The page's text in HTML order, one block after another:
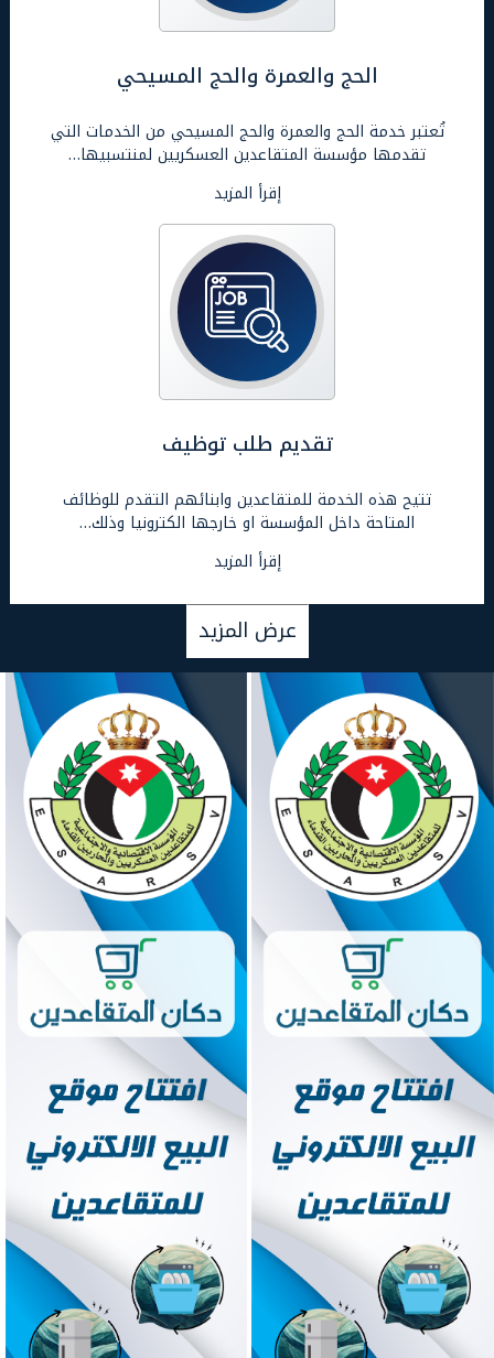
الحج والعمرة والحج المسيحي
تُعتبر خدمة الحج والعمرة والحج المسيحي من الخدمات التي
تقدمها مؤسسة المتقاعدين العسكريين لمنتسبيها…
إقرأ المزيد
تقديم طلب توظيف
تتيح هذه الخدمة للمتقاعدين وابنائهم التقدم للوظائف
المتاحة داخل المؤسسة او خارجها الكترونيا وذلك…
إقرأ المزيد
عرض المزيد